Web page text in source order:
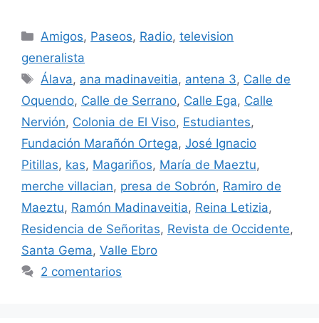
Categorías
Amigos, Paseos, Radio,television
generalista
Etiquetas
Álava, ana madinaveitia, antena 3, Calle de
Oquendo, Calle de Serrano, Calle Ega, Calle
Nervión, Colonia de El Viso, Estudiantes,
Fundación Marañón Ortega, José Ignacio
Pitillas, kas, Magariños, María de Maeztu,
merche villacian, presa de Sobrón, Ramiro de
Maeztu, Ramón Madinaveitia, Reina Letizia,
Residencia de Señoritas, Revista de Occidente,
Santa Gema, Valle Ebro
2 comentarios